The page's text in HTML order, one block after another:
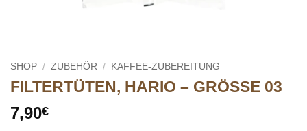
SHOP / ZUBEHÖR / KAFFEE-ZUBEREITUNG
FILTERTÜTEN, HARIO – GRÖSSE 03
7,90€